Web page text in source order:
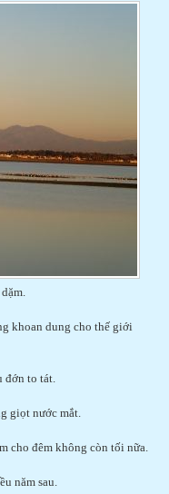
khoan dung cho thế giới
đớn to tát.
giọt nước mắt.
cho đêm không còn tối nữa.
năm sau.